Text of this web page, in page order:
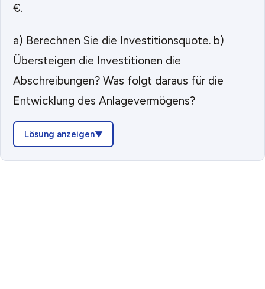
€.
a) Berechnen Sie die Investitionsquote. b)
Übersteigen die Investitionen die
Abschreibungen? Was folgt daraus für die
Entwicklung des Anlagevermögens?
Lösung anzeigen